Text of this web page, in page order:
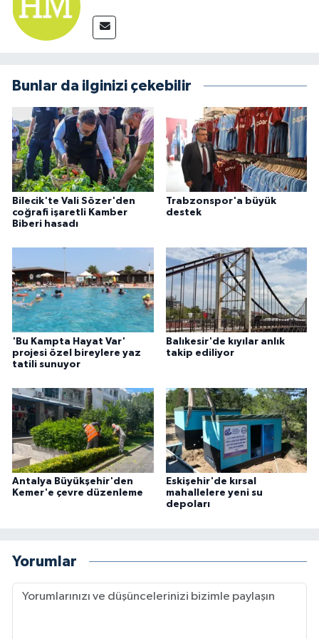
Bunlar da ilginizi çekebilir
Bilecik'te Vali Sözer'den
coğrafi işaretli Kamber
Biberi hasadı
Trabzonspor'a büyük
destek
'Bu Kampta Hayat Var'
projesi özel bireylere yaz
tatili sunuyor
Balıkesir'de kıyılar anlık
takip ediliyor
Antalya Büyükşehir'den
Kemer'e çevre düzenleme
Eskişehir'de kırsal
mahallelere yeni su
depoları
Yorumlar